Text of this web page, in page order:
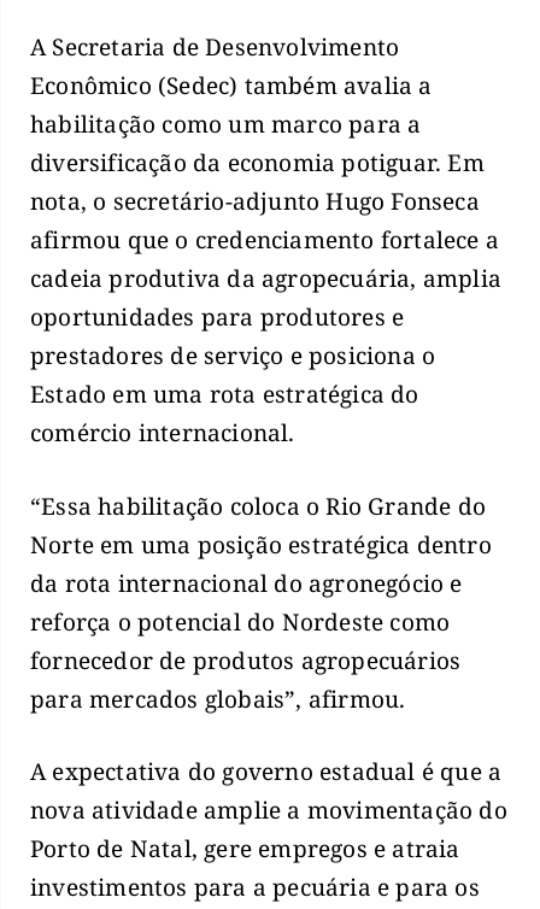
A Secretaria de Desenvolvimento
Econômico (Sedec) também avalia a
habilitação como um marco para a
diversificação da economia potiguar. Em
nota, o secretário-adjunto Hugo Fonseca
afirmou que o credenciamento fortalece a
cadeia produtiva da agropecuária, amplia
oportunidades para produtores e
prestadores de serviço e posiciona o
Estado em uma rota estratégica do
comércio internacional.
“Essa habilitação coloca o Rio Grande do
Norte em uma posição estratégica dentro
da rota internacional do agronegócio e
reforça o potencial do Nordeste como
fornecedor de produtos agropecuários
para mercados globais”, afirmou.
A expectativa do governo estadual é que a
nova atividade amplie a movimentação do
Porto de Natal, gere empregos e atraia
investimentos para a pecuária e para os